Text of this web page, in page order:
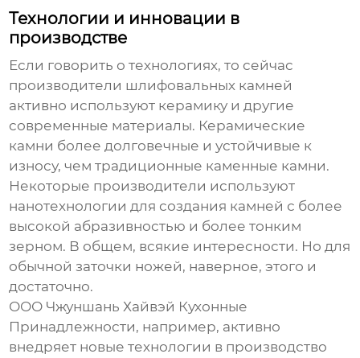
Технологии и инновации в
производстве
Если говорить о технологиях, то сейчас
производители шлифовальных камней
активно используют керамику и другие
современные материалы. Керамические
камни более долговечные и устойчивые к
износу, чем традиционные каменные камни.
Некоторые производители используют
нанотехнологии для создания камней с более
высокой абразивностью и более тонким
зерном. В общем, всякие интересности. Но для
обычной заточки ножей, наверное, этого и
достаточно.
ООО Чжуншань Хайвэй Кухонные
Принадлежности, например, активно
внедряет новые технологии в производство